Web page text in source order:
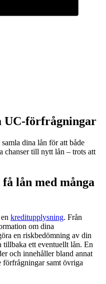
UC-förfrågningar
dina lån för att både
chanser till nytt lån – trots att
lån med många
kreditupplysning. Från
om dina
en riskbedömning av din
tillbaka ett eventuellt lån. En
och innehåller bland annat
samt övriga